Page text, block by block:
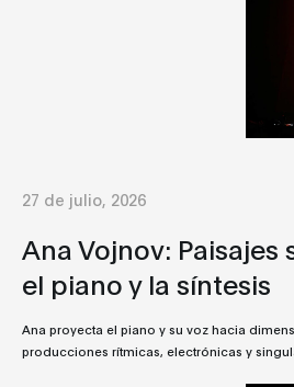
27 de julio, 2026
Ana Vojnov:
el piano y la síntesis
Ana proyecta el piano y su voz hacia
producciones rítmicas, electrónicas y